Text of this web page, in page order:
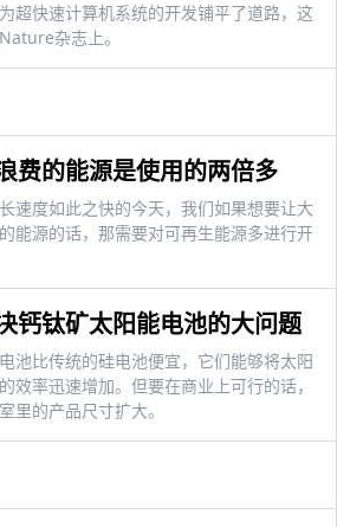
超快速计算机系统的开发铺平了道路，这
杂志上。
费的能源是使用的两倍多
速度如此之快的今天，我们如果想要让大
能源的话，那需要对可再生能源多进行开
钙钛矿太阳能电池的大问题
池比传统的硅电池便宜，它们能够将太阳
效率迅速增加。但要在商业上可行的话，
里的产品尺寸扩大。